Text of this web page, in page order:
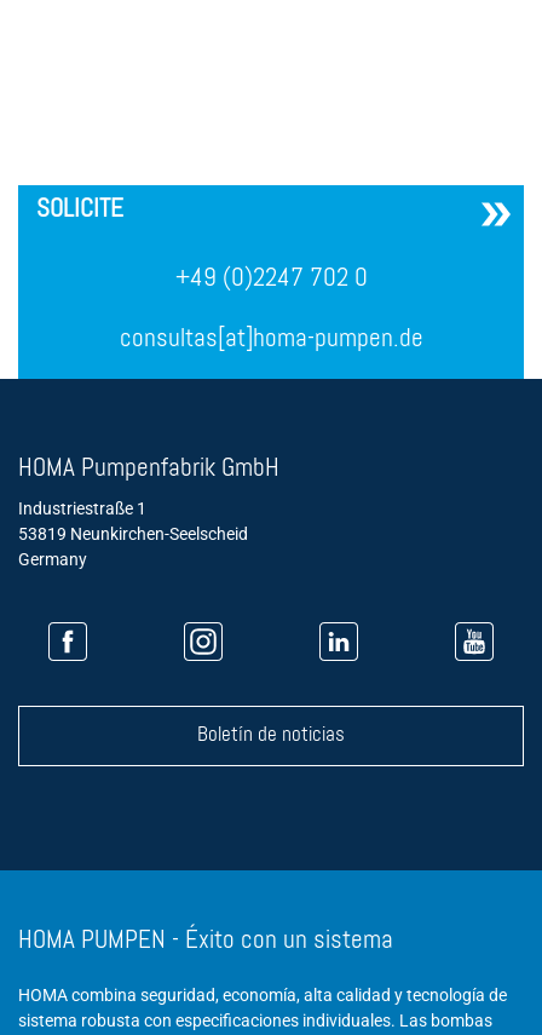
SOLICITE
+49 (0)2247 702 0
consultas[at]homa-pumpen.de
HOMA Pumpenfabrik GmbH
Industriestraße 1
53819 Neunkirchen-Seelscheid
Germany
Boletín de noticias
HOMA PUMPEN - Éxito con un sistema
HOMA combina seguridad, economía, alta calidad y tecnología de
sistema robusta con especificaciones individuales. Las bombas